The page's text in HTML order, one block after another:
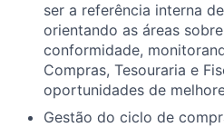
ser a referência interna
orientando as áreas
conformidade,
Compras, Tesouraria e
oportunidades de
Gestão do ciclo de